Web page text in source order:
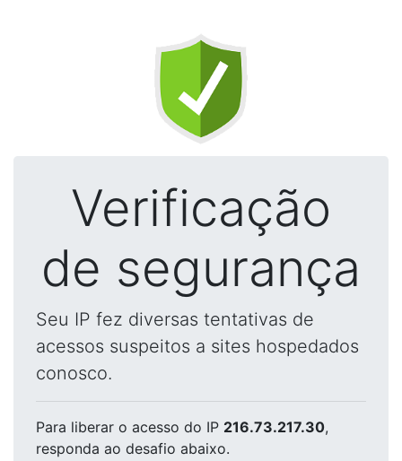
Verificação
de segurança
Seu IP fez diversas tentativas de
acessos suspeitos a sites hospedados
conosco.
Para liberar o acesso do IP 216.73.217.30,
responda ao desafio abaixo.